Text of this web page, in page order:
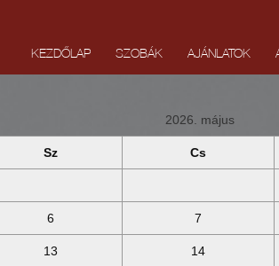
KEZDŐLAP SZOBÁK AJÁNLATOK
| Fax: +36 62 541 821 | E-mail:
2026. május
Sz Cs
6 7
13 14